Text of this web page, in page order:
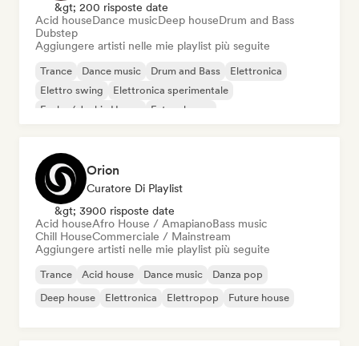
&gt; 200 risposte date
Acid houseDance musicDeep houseDrum and Bass
Dubstep
Aggiungere artisti nelle mie playlist più seguite
Trance Dance music Drum and Bass
Elettronica
Elettro swing
Elettronica sperimentale
Funky / Jackin House
Future house
Orion
Curatore Di Playlist
&gt; 3900 risposte date
Acid houseAfro House / AmapianoBass music
Chill HouseCommerciale / Mainstream
Aggiungere artisti nelle mie playlist più seguite
Trance Acid house Dance music
Danza pop
Deep house
Elettronica Elettropop Future house